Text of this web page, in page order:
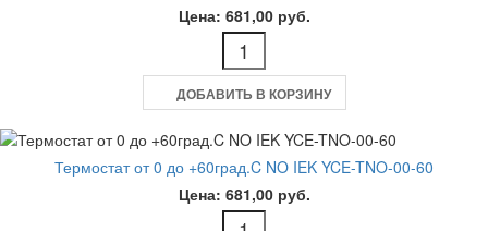
Цена: 681,00 руб.
ДОБАВИТЬ В КОРЗИНУ
Термостат от 0 до +60град.C NO IEK YCE-TNO-00-60
Цена: 681,00 руб.